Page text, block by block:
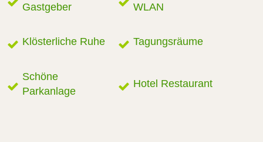
Gastgeber
WLAN
Klösterliche Ruhe Tagungsräume
Schöne
Parkanlage
Hotel Restaurant